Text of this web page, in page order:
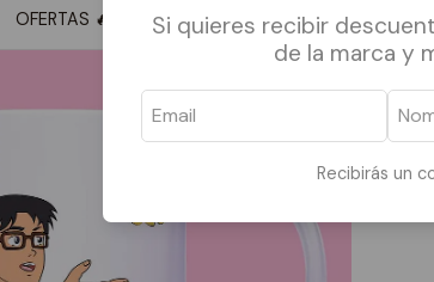
Si quieres recibir
de la marca y
Recibirás un
OFERTAS 🔥 TOTE BAGS ACCESORIOS POLERAS